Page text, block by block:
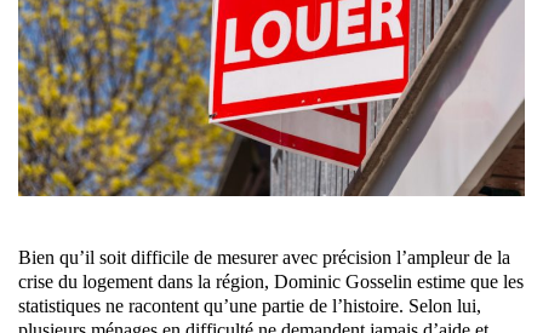
Bien qu’il soit difficile de mesurer avec précision l’ampleur de la
crise du logement dans la région, Dominic Gosselin estime que les
statistiques ne racontent qu’une partie de l’histoire. Selon lui,